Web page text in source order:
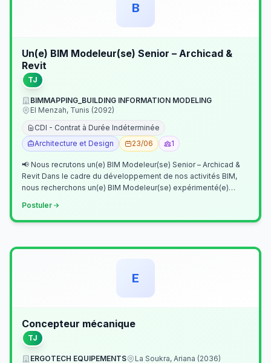
B
Un(e) BIM Modeleur(se) Senior – Archicad &
Revit
TJ
BIMMAPPING_BUILDING INFORMATION MODELING
El Menzah, Tunis (2092)
CDI - Contrat à Durée Indéterminée
Architecture et Design
23/06 1
📢 Nous recrutons un(e) BIM Modeleur(se) Senior – Archicad &
Revit Dans le cadre du développement de nos activités BIM,
nous recherchons un(e) BIM Modeleur(se) expérimenté(e)
Postuler
E
Concepteur mécanique
TJ
ERGOTECH EQUIPEMENTS
La Soukra, Ariana (2036)